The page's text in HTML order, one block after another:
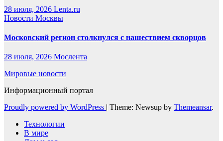
28 июля, 2026 Lenta.ru
Новости Москвы
Московский регион столкнулся с нашествием скворцов
28 июля, 2026 Мослента
Мировые новости
Информационный портал
Proudly powered by WordPress | Theme: Newsup by Themeansar.
Технологии
В мире